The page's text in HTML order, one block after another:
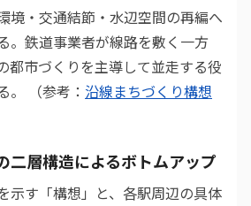
境・交通結節・水辺空間の再編へ
。鉄道事業者が線路を敷く一方
都市づくりを主導して並走する役
。 （参考： 沿線まちづくり構想
二層構造によるボトムアップ
示す「構想」と、各駅周辺の具体